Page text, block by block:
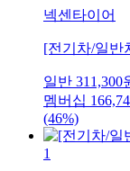
넥센타이어
[전기차/일반
일반 311,300
멤버십
(46%)
1